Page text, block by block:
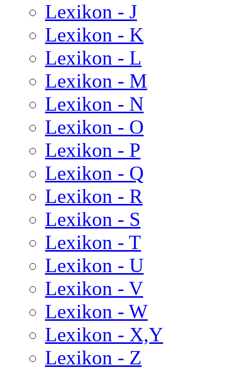
Lexikon - J
Lexikon - K
Lexikon - L
Lexikon - M
Lexikon - N
Lexikon - O
Lexikon - P
Lexikon - Q
Lexikon - R
Lexikon - S
Lexikon - T
Lexikon - U
Lexikon - V
Lexikon - W
Lexikon - X,Y
Lexikon - Z